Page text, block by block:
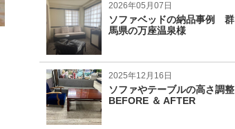
2026年05月07日
ソファベッドの納品事例 群
馬県の万座温泉様
2025年12月16日
ソファやテーブルの高さ調整
BEFORE ＆ AFTER